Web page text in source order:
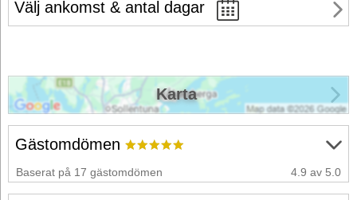
Välj ankomst & antal dagar
Gästomdömen
Baserat på 17 gästomdömen 4.9 av 5.0
Karta